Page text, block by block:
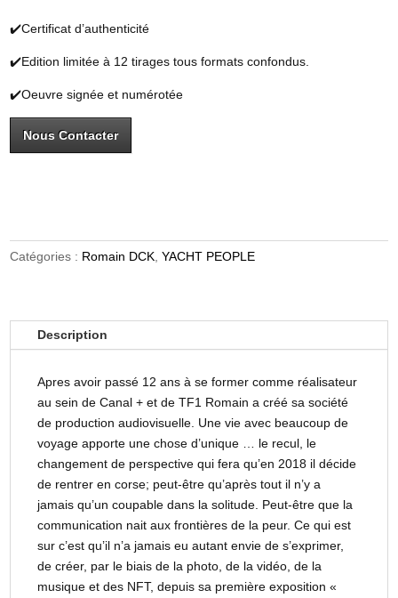
✔️Certificat d’authenticité
✔️Edition limitée à 12 tirages tous formats confondus.
✔️Oeuvre signée et numérotée
Nous Contacter
Catégories : Romain DCK ,YACHT PEOPLE
Description
Apres avoir passé 12 ans à se former comme réalisateur
au sein de Canal + et de TF1 Romain a créé sa société
de production audiovisuelle. Une vie avec beaucoup de
voyage apporte une chose d’unique … le recul, le
changement de perspective qui fera qu’en 2018 il décide
de rentrer en corse; peut-être qu’après tout il n’y a
jamais qu’un coupable dans la solitude. Peut-être que la
communication nait aux frontières de la peur. Ce qui est
sur c’est qu’il n’a jamais eu autant envie de s’exprimer,
de créer, par le biais de la photo, de la vidéo, de la
musique et des NFT, depuis sa première exposition «